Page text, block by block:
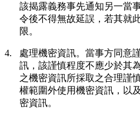
該揭露義務事先通知另一當
令後不得無故延誤，若其就
限。
4. 處理機密資訊。 當事方同意
訊，該謹慎程度不應少於其
之機密資訊所採取之合理謹
權範圍外使用機密資訊，以
密資訊。